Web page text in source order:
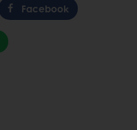
Facebook